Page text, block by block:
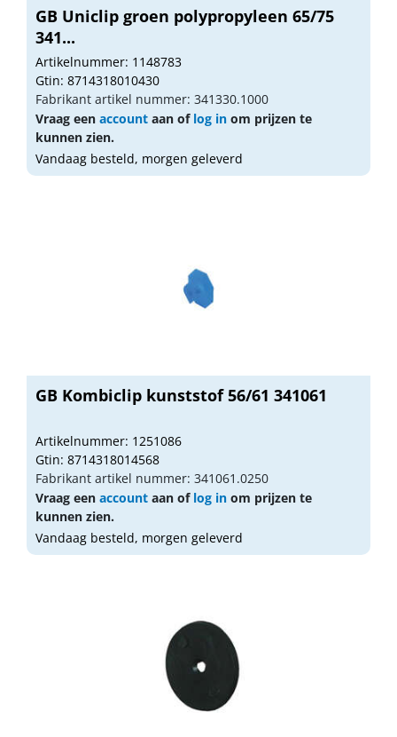
GB Uniclip groen polypropyleen 65/75
341...
Artikelnummer: 1148783
Gtin: 8714318010430
Fabrikant artikel nummer: 341330.1000
Vraag een account aan of log in om prijzen te
kunnen zien.
Vandaag besteld, morgen geleverd
GB Kombiclip kunststof 56/61 341061
Artikelnummer: 1251086
Gtin: 8714318014568
Fabrikant artikel nummer: 341061.0250
Vraag een account aan of log in om prijzen te
kunnen zien.
Vandaag besteld, morgen geleverd